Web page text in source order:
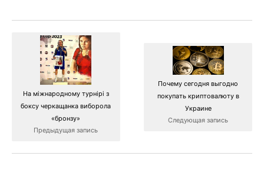
На міжнародному турнірі з
боксу черкащанка виборола
«бронзу»
Предыдущая запись
Почему сегодня выгодно
покупать криптовалюту в
Украине
Следующая запись